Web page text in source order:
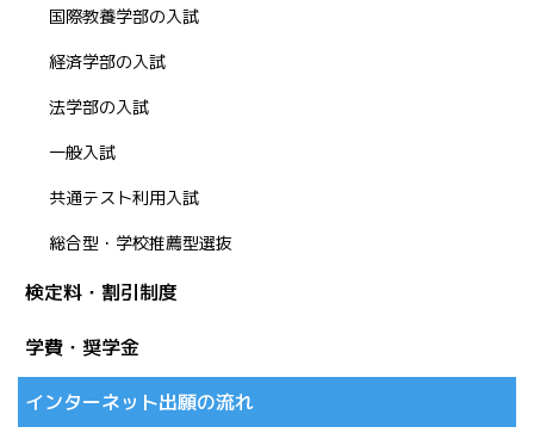
国際教養学部の入試
経済学部の入試
法学部の入試
一般入試
共通テスト利用入試
総合型・学校推薦型選抜
検定料・割引制度
学費・奨学金
インターネット出願の流れ